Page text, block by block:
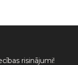
risinājumi!